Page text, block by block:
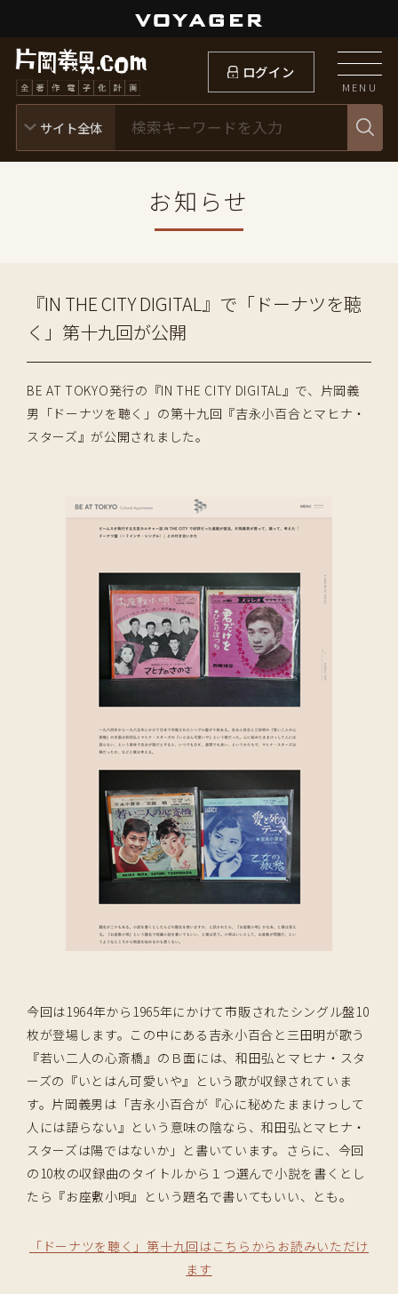
ログイン
MENU
お知らせ
『IN THE CITY DIGITAL』で「ドーナツを聴
く」第十九回が公開
BE AT TOKYO発行の『IN THE CITY DIGITAL』で、片岡義
男「ドーナツを聴く」の第十九回『吉永小百合とマヒナ・
スターズ』が公開されました。
今回は1964年から1965年にかけて市販されたシングル盤10
枚が登場します。この中にある吉永小百合と三田明が歌う
『若い二人の心斎橋』のＢ面には、和田弘とマヒナ・スタ
ーズの『いとはん可愛いや』という歌が収録されていま
す。片岡義男は「吉永小百合が『心に秘めたままけっして
人には語らない』という意味の陰なら、和田弘とマヒナ・
スターズは陽ではないか」と書いています。さらに、今回
の10枚の収録曲のタイトルから１つ選んで小説を書くとし
たら『お座敷小唄』という題名で書いてもいい、とも。
「ドーナツを聴く」第十九回はこちらからお読みいただけ
ます